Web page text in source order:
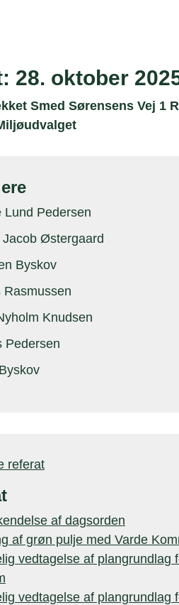
28. oktober
Smed Sørensens Vej 1
Lund Pedersen
Jacob Østergaard
Byskov
Rasmussen
Knudsen
Pedersen
referat
af dagsorden
af grøn pulje med Varde
vedtagelse af
vedtagelse af